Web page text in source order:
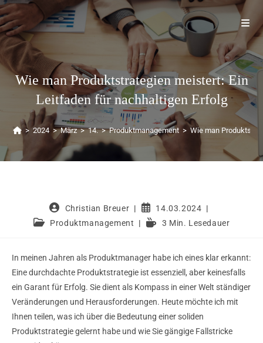
Wie man Produktstrategien meistert: Ein
Leitfaden für nachhaltigen Erfolg
> 2024 > März > 14. > Produktmanagement > Wie man
Christian Breuer
14.03.2024
Produktmanagement
3 Min. Lesedauer
In meinen Jahren als Produktmanager habe ich eines klar erkannt:
Eine durchdachte Produktstrategie ist essenziell, aber keinesfalls
ein Garant für Erfolg. Sie dient als Kompass in einer Welt ständiger
Veränderungen und Herausforderungen. Heute möchte ich mit
Ihnen teilen, was ich über die Bedeutung einer soliden
Produktstrategie gelernt habe und wie Sie gängige Fallstricke